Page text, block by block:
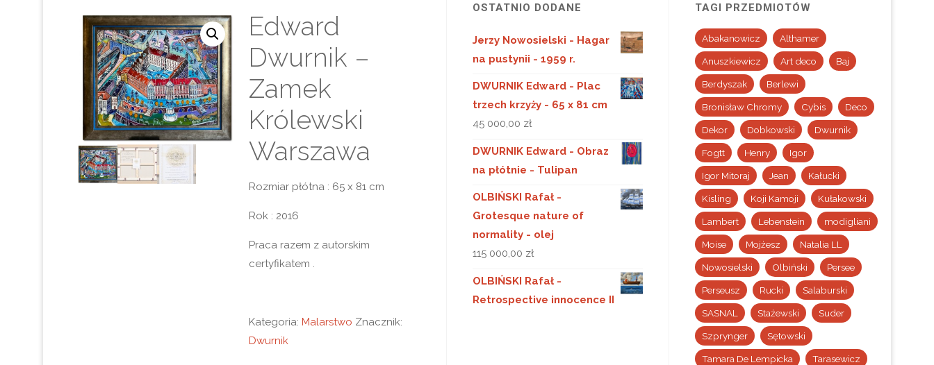
Edward
Dwurnik –
Zamek
Królewski
Warszawa
Rozmiar płótna : 65 x 81 cm
Rok : 2016
Praca razem z autorskim
certyfikatem .
Kategoria: Malarstwo Znacznik:
Dwurnik
OSTATNIO DODANE
Jerzy Nowosielski - Hagar
na pustynii - 1959 r.
DWURNIK Edward - Plac
trzech krzyży - 65 x 81 cm
45 000,00 zł
DWURNIK Edward - Obraz
na płótnie - Tulipan
OLBIŃSKI Rafał -
Grotesque nature of
normality - olej
115 000,00 zł
OLBIŃSKI Rafał -
Retrospective innocence II
TAGI PRZEDMIOTÓW
Abakanowicz Althamer
Anuszkiewicz Art deco Baj
Berdyszak Berlewi
Bronisław Chromy Cybis Deco
Dekor Dobkowski Dwurnik
Fogtt Henry Igor
Igor Mitoraj Jean Kałucki
Kisling Koji Kamoji Kułakowski
Lambert Lebenstein modigliani
Moise Mojżesz Natalia LL
Nowosielski Olbiński Persee
Perseusz Rucki Salaburski
SASNAL Stażewski Suder
Szprynger Sętowski
Tamara De Lempicka Tarasewicz